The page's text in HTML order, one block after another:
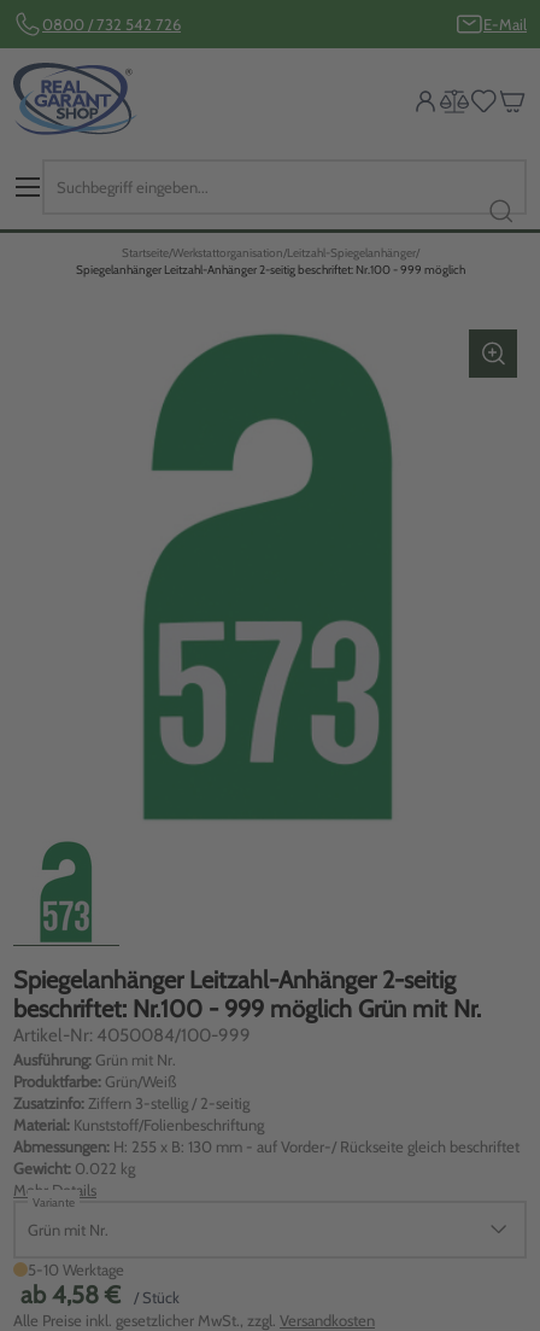
0800 / 732 542 726 E-Mail
Startseite Werkstattorganisation Leitzahl-Spiegelanhänger
Spiegelanhänger Leitzahl-Anhänger 2-seitig beschriftet: Nr.100 - 999 möglich
Spiegelanhänger Leitzahl-Anhänger 2-seitig
beschriftet: Nr.100 - 999 möglich Grün mit Nr.
Artikel-Nr: 4050084/100-999
Ausführung: Grün mit Nr.
Produktfarbe: Grün/Weiß
Zusatzinfo: Ziffern 3-stellig / 2-seitig
Material: Kunststoff/Folienbeschriftung
Abmessungen: H: 255 x B: 130 mm - auf Vorder-/ Rückseite gleich beschriftet
Gewicht: 0.022 kg
Mehr Details
Variante
Grün mit Nr.
5-10 Werktage
ab 4,58 €
/ Stück
Alle Preise inkl. gesetzlicher MwSt., zzgl. Versandkosten